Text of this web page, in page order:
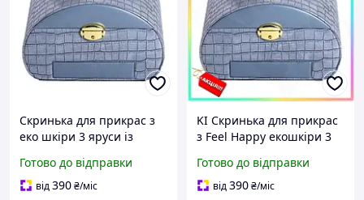
Скринька для прикрас з
еко шкіри 3 яруси із
ювелірних виробів HP-5-
21BL
Готово до відправки
від390₴/міс
KI Скринька для прикрас
з Feel Happy екошкіри 3
біжутерії із замком та
дзеркалом FIR41_R
Готово до відправки
від390₴/міс